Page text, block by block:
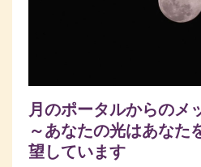
月のポータルからのメ
～あなたの光はあなた
望しています